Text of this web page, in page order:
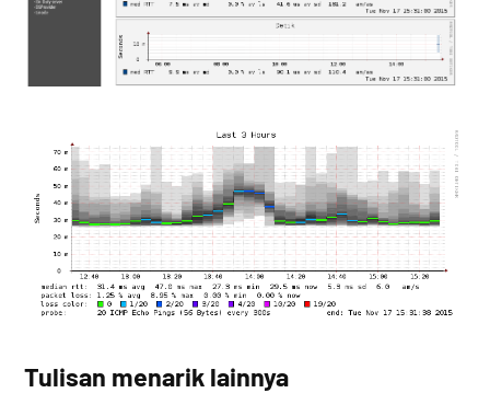
Tulisan menarik lainnya